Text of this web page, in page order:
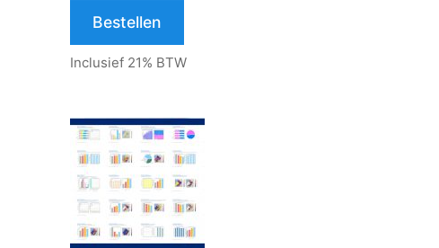
Bestellen
Inclusief 21% BTW